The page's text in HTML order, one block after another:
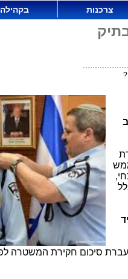
צרכנות בקהילה
1000: מירב